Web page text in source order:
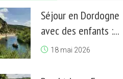
Séjour en Dordogne
avec des enfants :...
18 mai 2026